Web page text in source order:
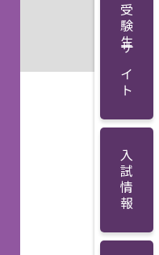
受験生サイト
入試情報